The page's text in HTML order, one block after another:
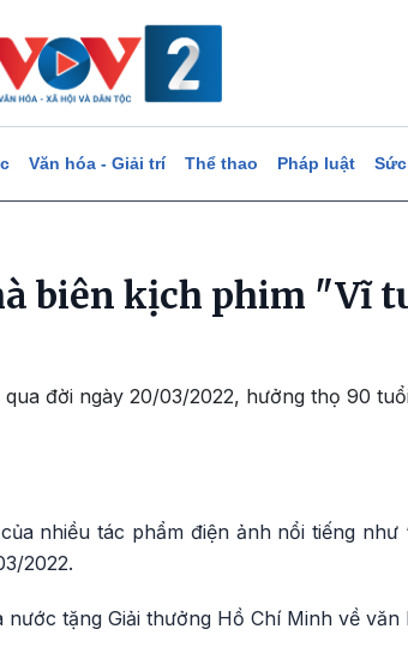
Văn hóa - Giải trí Thể thao Pháp luật
biên kịch phim "Vĩ
đời ngày 20/03/2022, hưởng thọ 90
nhiều tác phẩm điện ảnh nổi tiếng như
2022.
tặng Giải thưởng Hồ Chí Minh về văn